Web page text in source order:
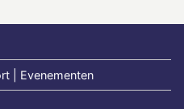
| Evenementen